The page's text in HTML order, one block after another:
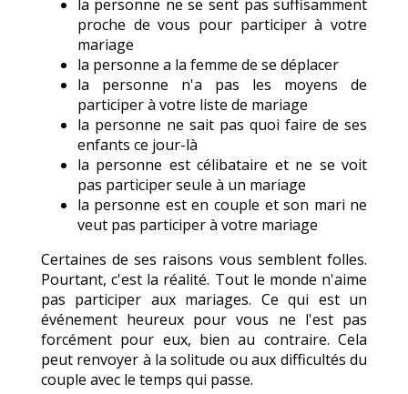
la personne ne se sent pas suffisamment
proche de vous pour participer à votre
mariage
la personne a la femme de se déplacer
la personne n'a pas les moyens de
participer à votre liste de mariage
la personne ne sait pas quoi faire de ses
enfants ce jour-là
la personne est célibataire et ne se voit
pas participer seule à un mariage
la personne est en couple et son mari ne
veut pas participer à votre mariage
Certaines de ses raisons vous semblent folles.
Pourtant, c'est la réalité. Tout le monde n'aime
pas participer aux mariages. Ce qui est un
événement heureux pour vous ne l'est pas
forcément pour eux, bien au contraire. Cela
peut renvoyer à la solitude ou aux difficultés du
couple avec le temps qui passe.